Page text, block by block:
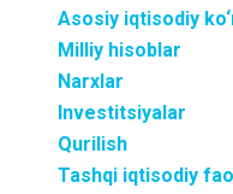
Asosiy iqtisodiy
Milliy hisoblar
Narxlar
Investitsiyalar
Qurilish
Tashqi iqtisodiy